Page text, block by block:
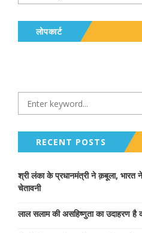
लोपकार्ट
RECENT POSTS
श्री लंका के प्रधानमंत्री ने क़बूला, भारत
चेतावनी
लाल सलाम की असहिष्णुता का उदाहरण है